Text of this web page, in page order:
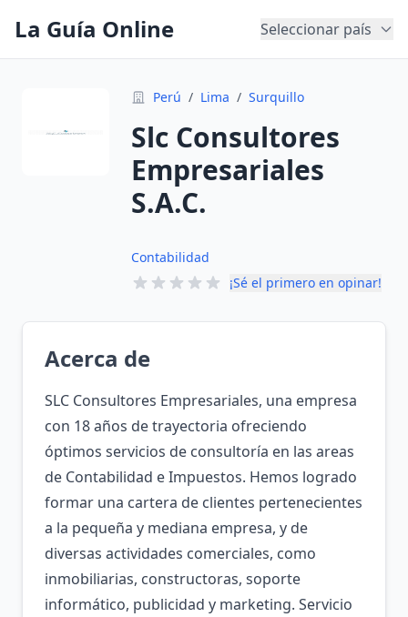
La Guía Online Seleccionar país
Perú / Lima / Surquillo
Slc Consultores
Empresariales
S.A.C.
Contabilidad
¡Sé el primero en opinar!
Acerca de
SLC Consultores Empresariales, una empresa
con 18 años de trayectoria ofreciendo
óptimos servicios de consultoría en las areas
de Contabilidad e Impuestos. Hemos logrado
formar una cartera de clientes pertenecientes
a la pequeña y mediana empresa, y de
diversas actividades comerciales, como
inmobiliarias, constructoras, soporte
informático, publicidad y marketing. Servicio